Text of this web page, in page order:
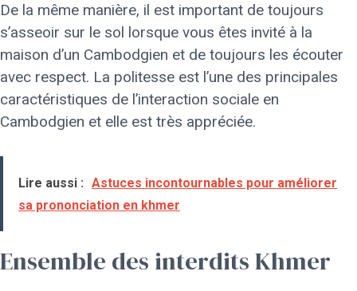
De la même manière, il est important de toujours
s’asseoir sur le sol lorsque vous êtes invité à la
maison d’un Cambodgien et de toujours les écouter
avec respect. La politesse est l’une des principales
caractéristiques de l’interaction sociale en
Cambodgien et elle est très appréciée.
Lire aussi : Astuces incontournables pour améliorer
sa prononciation en khmer
Ensemble des interdits Khmer